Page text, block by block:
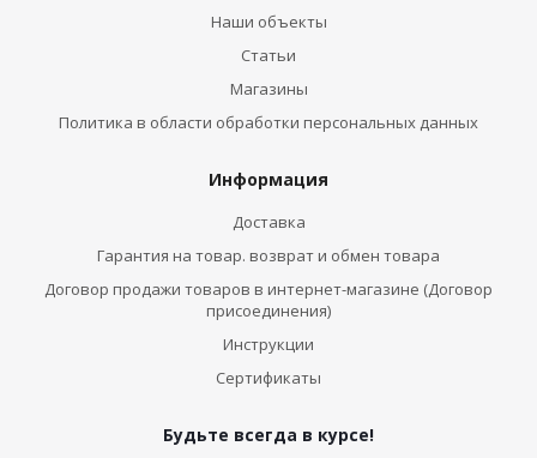
Наши объекты
Статьи
Магазины
Политика в области обработки персональных данных
Информация
Доставка
Гарантия на товар. возврат и обмен товара
Договор продажи товаров в интернет-магазине (Договор
присоединения)
Инструкции
Сертификаты
Будьте всегда в курсе!